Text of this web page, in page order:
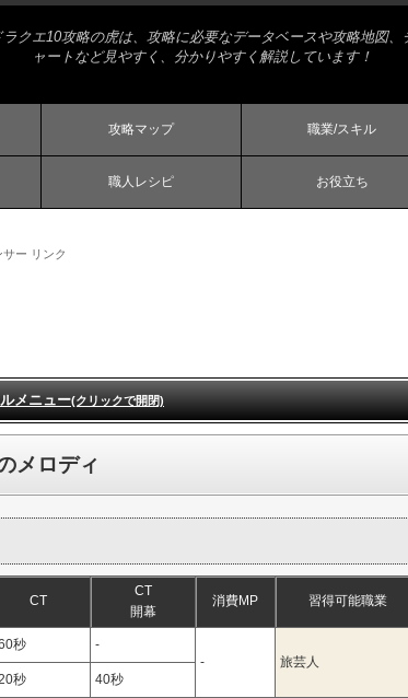
ラクエ10攻略の虎は、攻略に必要なデータベースや攻略地図、
ャートなど見やすく、分かりやすく解説しています！
攻略マップ 職業/スキル
職人レシピ お役立ち
サー リンク
メニュー(クリックで開閉)
メロディ
CT
CT
開幕
消費MP 習得可能職業
秒
-
-
旅芸人
秒 40秒